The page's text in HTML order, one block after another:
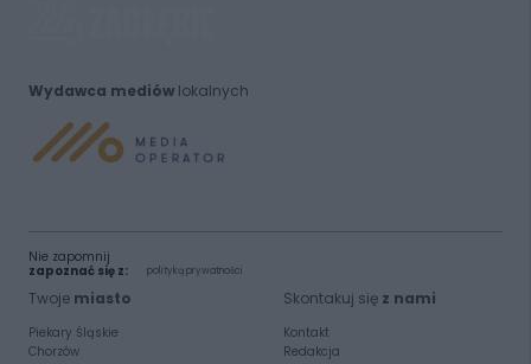
Wydawca mediówlokalnych
Nie zapomnij
zapoznać się z:
polityką prywatności
Twoje miasto
Piekary Śląskie
Chorzów
Skontakuj się z nami
Kontakt
Redakcja